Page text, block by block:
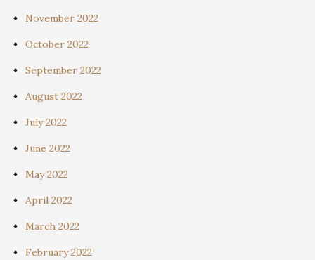
November 2022
October 2022
September 2022
August 2022
July 2022
June 2022
May 2022
April 2022
March 2022
February 2022